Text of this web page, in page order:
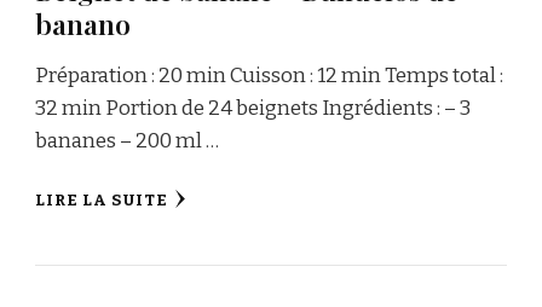
banano
Préparation : 20 min Cuisson : 12 min Temps total :
32 min Portion de 24 beignets Ingrédients : – 3
bananes – 200 ml …
LIRE LA SUITE